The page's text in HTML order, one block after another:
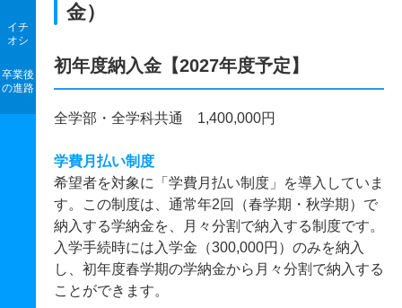
イチ
オシ
卒業後
の進路
金）
初年度納入金【2027年度予定】
全学部・全学科共通 1,400,000円
学費月払い制度
希望者を対象に「学費月払い制度」を導入していま
す。この制度は、通常年2回（春学期・秋学期）で
納入する学納金を、月々分割で納入する制度です。
入学手続時には入学金（300,000円）のみを納入
し、初年度春学期の学納金から月々分割で納入する
ことができます。